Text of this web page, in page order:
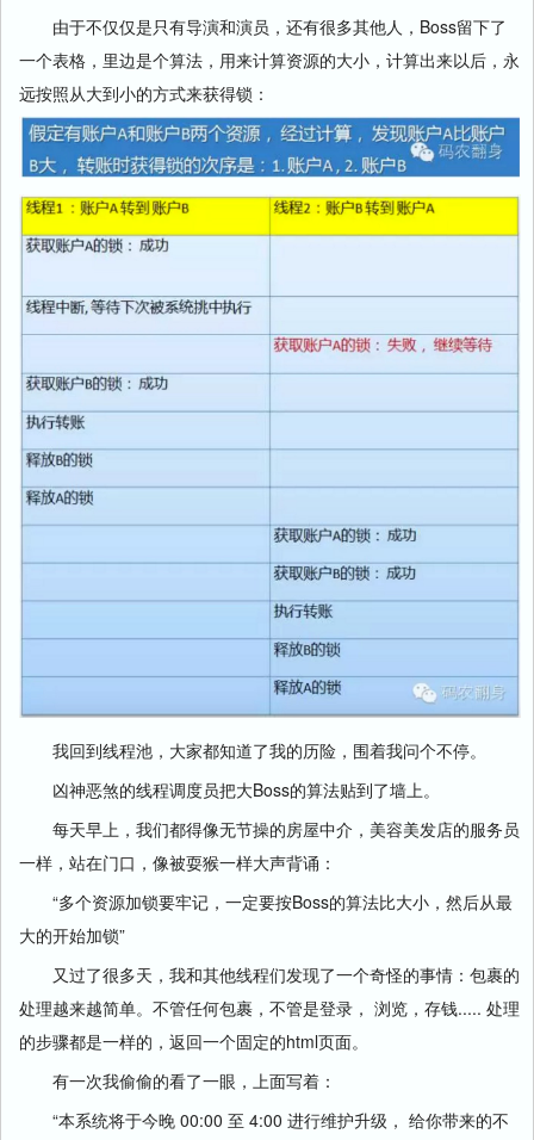
由于不仅仅是只有导演和演员，还有很多其他人，Boss留下了
一个表格，里边是个算法，用来计算资源的大小，计算出来以后，永
远按照从大到小的方式来获得锁：
我回到线程池，大家都知道了我的历险，围着我问个不停。
凶神恶煞的线程调度员把大Boss的算法贴到了墙上。
每天早上，我们都得像无节操的房屋中介，美容美发店的服务员
一样，站在门口，像被耍猴一样大声背诵：
“多个资源加锁要牢记，一定要按Boss的算法比大小，然后从最
大的开始加锁”
又过了很多天，我和其他线程们发现了一个奇怪的事情：包裹的
处理越来越简单。不管任何包裹，不管是登录， 浏览，存钱..... 处理
的步骤都是一样的，返回一个固定的html页面。
有一次我偷偷的看了一眼，上面写着：
“本系统将于今晚 00:00 至 4:00 进行维护升级， 给你带来的不